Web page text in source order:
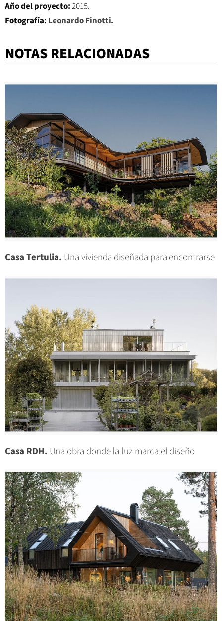
Año del proyecto:2015.
Fotografía: Leonardo Finotti.
NOTAS RELACIONADAS
Casa Tertulia. Una vivienda diseñada para encontrarse
Casa RDH. Una obra donde la luz marca el diseño